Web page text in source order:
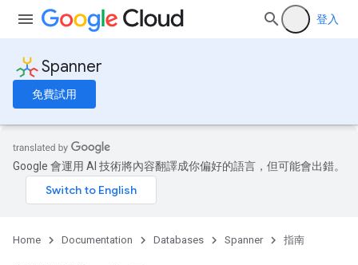
登入
Spanner
免費試用
Google 會運用 AI 技術將內容翻譯成你偏好的語言，但可能會出錯。
Home Documentation Databases Spanner 指南